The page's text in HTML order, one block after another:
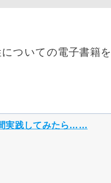
についての電子書籍
実践してみたら……